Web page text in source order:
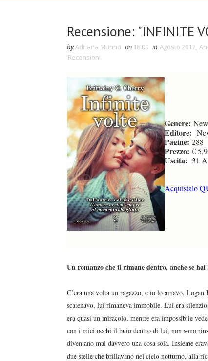
Recensione: "INFINITE
byAdriana Munno on 18:09 in Agosto 2017,
Recensioni
Genere:
Editore:
Pagine: 288
Prezzo: €
Uscita: 31
Acquistalo
Un romanzo che ti rimane dentro, anche se
C’era una volta un ragazzo, e io lo amavo.
scatenavo, lui rimaneva immobile. Lui era
era quasi un miracolo, mentre era impossibile
con i miei occhi il buio dentro di lui, non sono
diventano mai davvero una cosa sola. Insieme
due stelle che brillavano nel cielo notturno, alla